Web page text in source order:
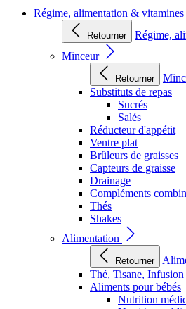
Régime, alimentation & vitamines
Retourner
Régime,
Minceur
Retourner
Substituts de repas
Sucrés
Salés
Réducteur d'appétit
Ventre plat
Brûleurs de graisses
Capteurs de graisse
Drainage
Compléments
Thés
Shakes
Alimentation
Retourner
Thé, Tisane, Infusion
Aliments pour bébés
Nutrition